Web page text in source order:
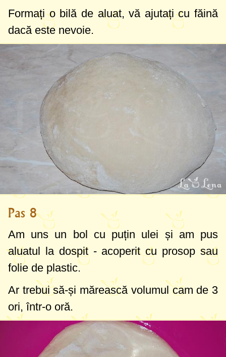
Formați o bilă de aluat, vă ajutați cu făină
dacă este nevoie.
Pas 8
Am uns un bol cu puțin ulei și am pus
aluatul la dospit - acoperit cu prosop sau
folie de plastic.
Ar trebui să-și mărească volumul cam de 3
ori, într-o oră.